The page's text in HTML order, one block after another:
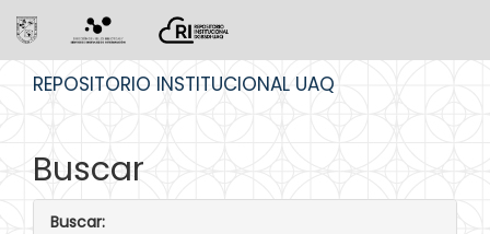
REPOSITORIO INSTITUCIONAL UAQ
Buscar
Buscar: